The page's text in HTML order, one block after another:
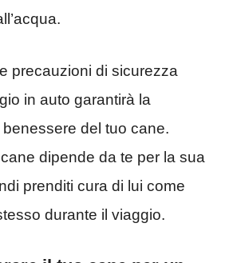
precauzioni di sicurezza
in auto garantirà la
del tuo cane.
dipende da te per la sua
prenditi cura di lui come
durante il viaggio.